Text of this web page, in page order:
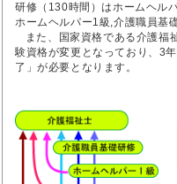
研修（130時間）はホームヘル
ホームヘルパー1級,介護職員基
また、国家資格である介護福
験資格が変更となっており、3
了」が必要となります。